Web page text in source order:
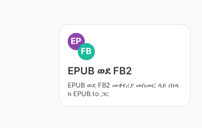
EP
FB
EPUB ወደ FB2
EPUB ወደ FB2 መቀየሪያ መስመር ላይ በነጻ
ከ EPUB.to ጋር